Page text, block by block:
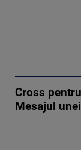
Cross
Mesajul